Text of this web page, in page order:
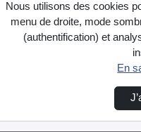
Nous utilisons des cookies
menu de droite, mode
(authentification) et
En